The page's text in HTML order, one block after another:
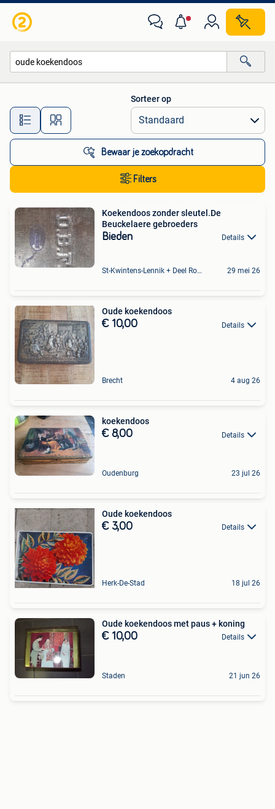
Alle afstanden…
Sorteer op
Bewaar je zoekopdracht
Filters
Koekendoos zonder sleutel.De
Beuckelaere gebroeders
Bieden Details
St-Kwintens-Lennik + Deel Roosdaal 29 mei 26
Oude koekendoos
€ 10,00 Details
Brecht 4 aug 26
koekendoos
€ 8,00 Details
Oudenburg 23 jul 26
Oude koekendoos
€ 3,00 Details
Herk-De-Stad 18 jul 26
Oude koekendoos met paus + koning
€ 10,00 Details
Staden 21 jun 26